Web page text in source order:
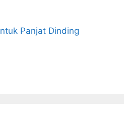
Panjat Dinding